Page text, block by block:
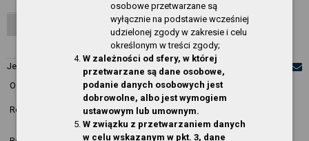
Najczęściej odwiedzane strony
Jesteś w:
Aktualności
Ostatnie zmiany w rozdziałach:
Rozdział
Data
modyfikacji
Osoba
2026-05-07
osobowe przetwarzane są
wyłącznie na podstawie wcześniej
udzielonej zgody w zakresie i celu
określonym w treści zgody;
W zależności od sfery, w której
przetwarzane są dane osobowe,
podanie danych osobowych jest
dobrowolne, albo jest wymogiem
ustawowym lub umownym.
W związku z przetwarzaniem danych
w celu wskazanym w pkt. 3, dane